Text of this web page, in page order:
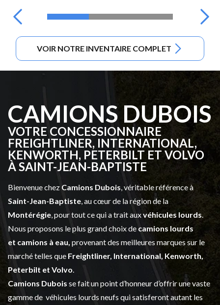
VOIR NOTRE INVENTAIRE COMPLET
CAMIONS DUBOIS
VOTRE CONCESSIONNAIRE
FREIGHTLINER, INTERNATIONAL,
KENWORTH, PETERBILT ET VOLVO
À SAINT-JEAN-BAPTISTE
Bienvenue chez Camions Dubois , véritable référence à
Saint-Jean-Baptiste , au cœur de la région de la
Montérégie , pour tout ce qui a trait auxvéhicules lourds
Nous proposons le plus grand choix de camions lourds
et camions à eau, provenant des meilleures marques sur le
marché telles que Freightliner, International, Kenworth,
Peterbilt et Volvo
Camions Dubois se fait un point d’honneur d’offrir une vaste
gamme de véhicules lourds neufs qui satisferont autant les